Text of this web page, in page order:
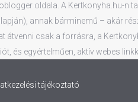
oldala. A Kertkonyha.hu-n
annak bárminemű – akár
csak a forrásra, a
és egyértelműen, aktív webes
tájékoztató